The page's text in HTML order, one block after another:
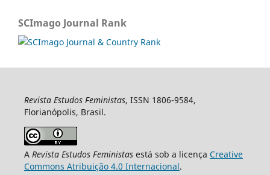
SCImago Journal Rank
Revista Estudos Feministas, ISSN 1806-9584,
Florianópolis, Brasil.
A Revista Estudos Feministasestá sob a licença Creative
Commons Atribuição 4.0 Internacional.